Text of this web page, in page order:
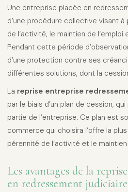
Une entreprise placée en
d’une procédure collective visant
de l’activité, le maintien de l’emploi
Pendant cette période
d’une protection contre ses
différentes solutions, dont la
La reprise entreprise
par le biais d’un plan de cession,
partie de l’entreprise. Ce plan est
commerce qui choisira l’offre la
pérennité de l’activité et le
Les avantages de la
en redressement judiciaire